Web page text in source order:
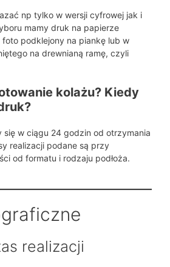
np tylko w wersji cyfrowej jak i
mamy druk na papierze
podklejony na piankę lub w
na drewnianą ramę, czyli
kolażu? Kiedy
się w ciągu 24 godzin od otrzymania
realizacji podane są przy
od formatu i rodzaju podłoża.
realizacji